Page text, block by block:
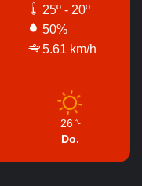
25º - 20º
50%
5.61 km/h
26 ℃
Do.